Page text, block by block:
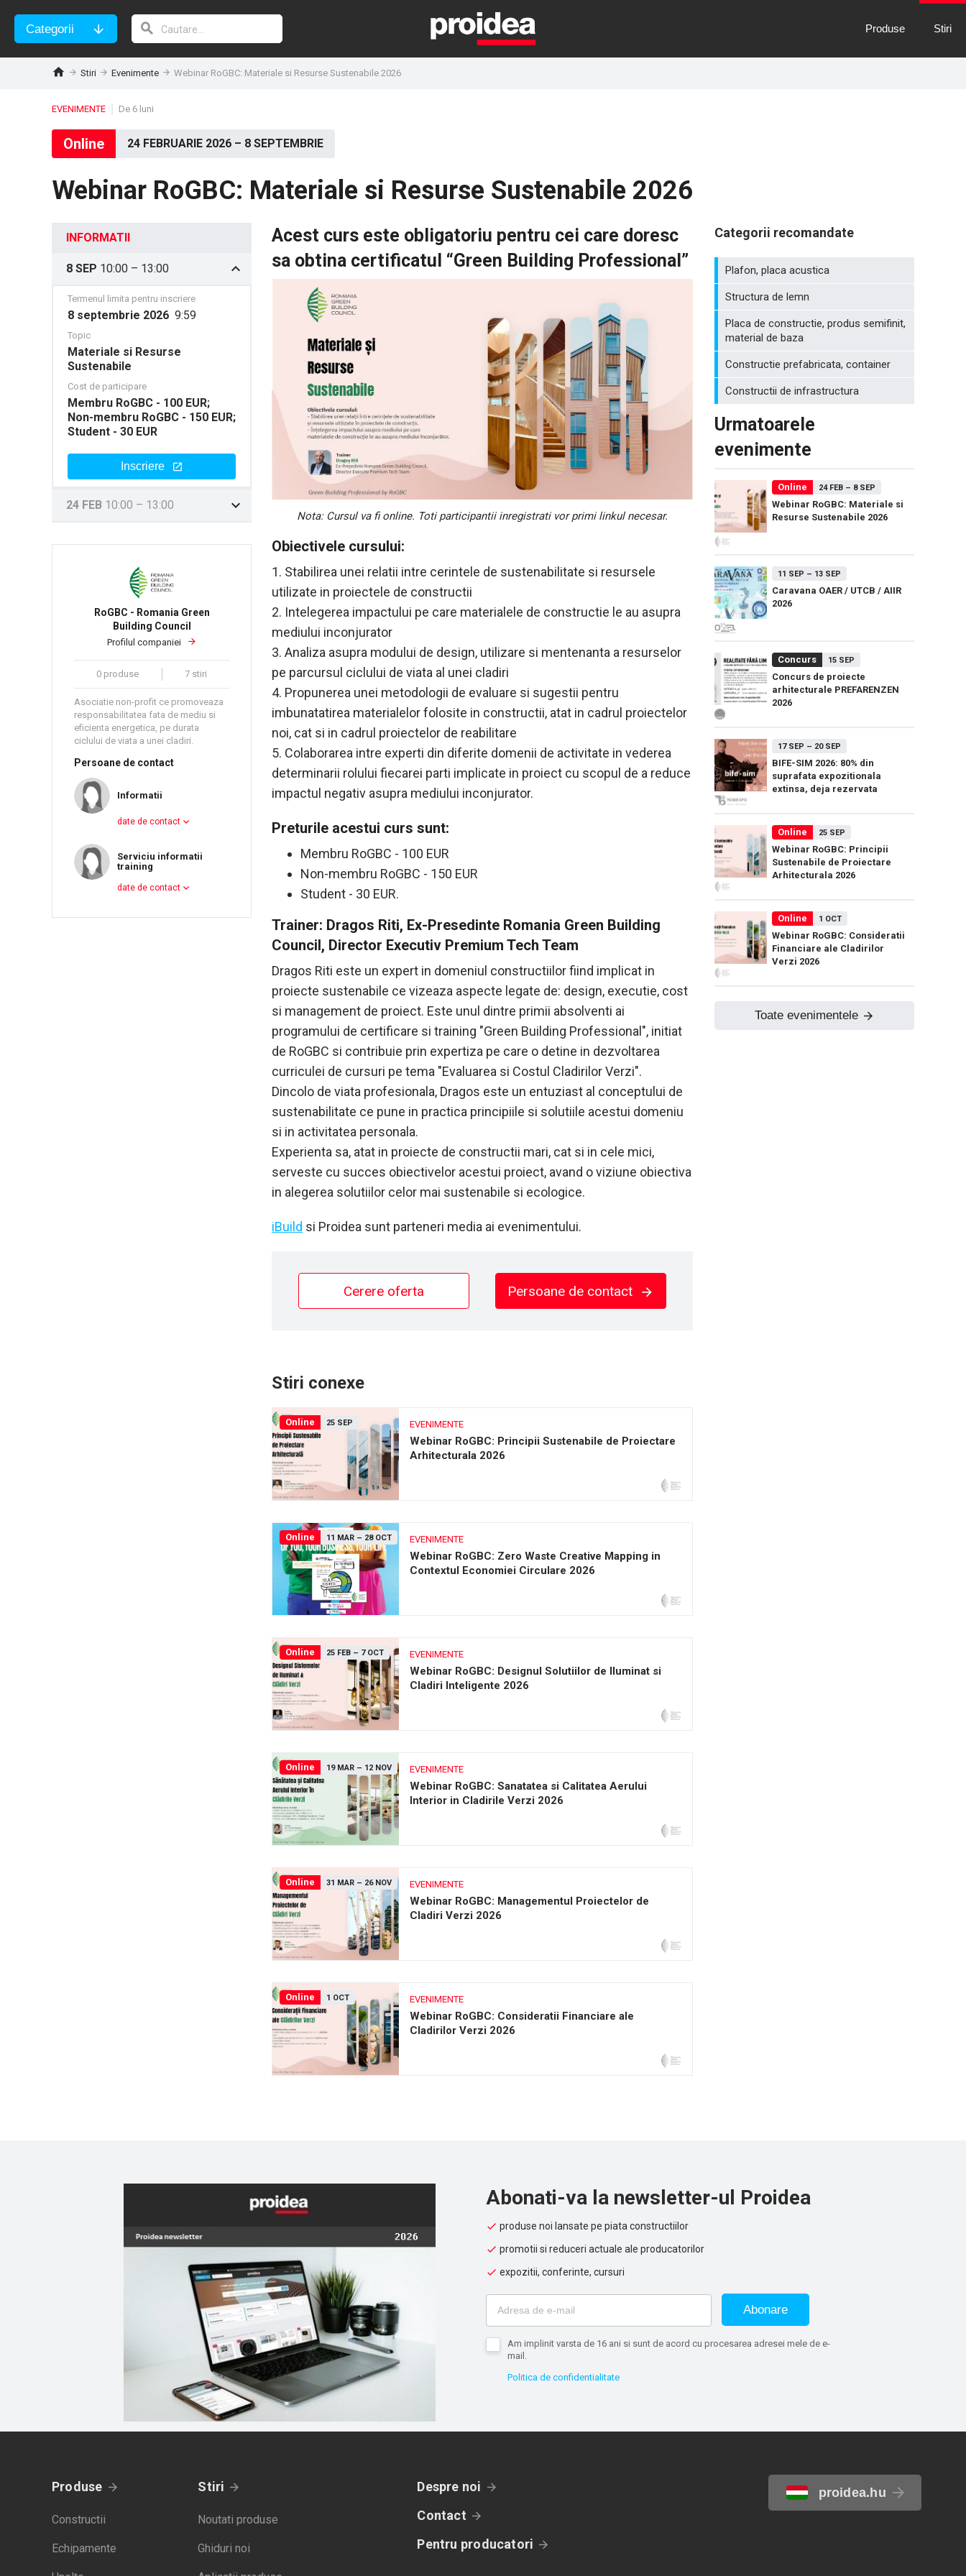
Categorii Produse Stiri
Stiri Evenimente Webinar RoGBC: Materiale si Resurse Sustenabile 2026
EVENIMENTE De 6 luni
Online 24 FEBRUARIE 2026 – 8 SEPTEMBRIE
Webinar RoGBC: Materiale si Resurse Sustenabile 2026
INFORMATII
8 SEP 10:00 – 13:00
Termenul limita pentru inscriere
8 septembrie 2026 9:59
Topic
Materiale si Resurse
Sustenabile
Cost de participare
Membru RoGBC - 100 EUR;
Non-membru RoGBC - 150 EUR;
Student - 30 EUR
Inscriere
24 FEB 10:00 – 13:00
RoGBC - Romania Green
Building Council
Profilul companiei
0 produse 7 stiri
Asociatie non-profit ce promoveaza
responsabilitatea fata de mediu si
eficienta energetica, pe durata
ciclului de viata a unei cladiri.
Persoane de contact
Informatii
date de contact
Serviciu informatii
training
date de contact
Acest curs este obligatoriu pentru cei care doresc
sa obtina certificatul “Green Building Professional”
Nota: Cursul va fi online. Toti participantii inregistrati vor primi linkul necesar.
Obiectivele cursului:
1. Stabilirea unei relatii intre cerintele de sustenabilitate si resursele
utilizate in proiectele de constructii
2. Intelegerea impactului pe care materialele de constructie le au asupra
mediului inconjurator
3. Analiza asupra modului de design, utilizare si mentenanta a resurselor
pe parcursul ciclului de viata al unei cladiri
4. Propunerea unei metodologii de evaluare si sugestii pentru
imbunatatirea materialelor folosite in constructii, atat in cadrul proiectelor
noi, cat si in cadrul proiectelor de reabilitare
5. Colaborarea intre experti din diferite domenii de activitate in vederea
determinarii rolului fiecarei parti implicate in proiect cu scopul de a reduce
impactul negativ asupra mediului inconjurator.
Preturile acestui curs sunt:
Membru RoGBC - 100 EUR
Non-membru RoGBC - 150 EUR
Student - 30 EUR.
Trainer: Dragos Riti, Ex-Presedinte Romania Green Building
Council, Director Executiv Premium Tech Team
Dragos Riti este un expert in domeniul constructiilor fiind implicat in
proiecte sustenabile ce vizeaza aspecte legate de: design, executie, cost
si management de proiect. Este unul dintre primii absolventi ai
programului de certificare si training "Green Building Professional", initiat
de RoGBC si contribuie prin expertiza pe care o detine in dezvoltarea
curriculei de cursuri pe tema "Evaluarea si Costul Cladirilor Verzi".
Dincolo de viata profesionala, Dragos este un entuziast al conceptului de
sustenabilitate ce pune in practica principiile si solutiile acestui domeniu
si in activitatea personala.
Experienta sa, atat in proiecte de constructii mari, cat si in cele mici,
serveste cu succes obiectivelor acestui proiect, avand o viziune obiectiva
in alegerea solutiilor celor mai sustenabile si ecologice.​
iBuild si Proidea sunt parteneri media ai evenimentului.
Cerere oferta Persoane de contact
Stiri conexe
Online 25 SEP EVENIMENTE
Webinar RoGBC: Principii Sustenabile de Proiectare
Arhitecturala 2026
Online 11 MAR – 28 OCT EVENIMENTE
Webinar RoGBC: Zero Waste Creative Mapping in
Contextul Economiei Circulare 2026
Online 25 FEB – 7 OCT EVENIMENTE
Webinar RoGBC: Designul Solutiilor de Iluminat si
Cladiri Inteligente 2026
Online 19 MAR – 12 NOV EVENIMENTE
Webinar RoGBC: Sanatatea si Calitatea Aerului
Interior in Cladirile Verzi 2026
Online 31 MAR – 26 NOV EVENIMENTE
Webinar RoGBC: Managementul Proiectelor de
Cladiri Verzi 2026
Online 1 OCT EVENIMENTE
Webinar RoGBC: Consideratii Financiare ale
Cladirilor Verzi 2026
Categorii recomandate
Plafon, placa acustica
Structura de lemn
Placa de constructie, produs semifinit,
material de baza
Constructie prefabricata, container
Constructii de infrastructura
Urmatoarele
evenimente
Online 24 FEB – 8 SEP
Webinar RoGBC: Materiale si
Resurse Sustenabile 2026
11 SEP – 13 SEP
Caravana OAER / UTCB / AIIR
2026
Concurs 15 SEP
Concurs de proiecte
arhitecturale PREFARENZEN
2026
17 SEP – 20 SEP
BIFE-SIM 2026: 80% din
suprafata expozitionala
extinsa, deja rezervata
Online 25 SEP
Webinar RoGBC: Principii
Sustenabile de Proiectare
Arhitecturala 2026
Online 1 OCT
Webinar RoGBC: Consideratii
Financiare ale Cladirilor
Verzi 2026
Toate evenimentele
Abonati-va la newsletter-ul Proidea
produse noi lansate pe piata constructiilor
promotii si reduceri actuale ale producatorilor
expozitii, conferinte, cursuri
Abonare
Am implinit varsta de 16 ani si sunt de acord cu procesarea adresei mele de e-
mail.
Politica de confidentialitate
Produse
Constructii
Echipamente
Stiri
Noutati produse
Ghiduri noi
Despre noi
Contact
Pentru producatori
proidea.hu